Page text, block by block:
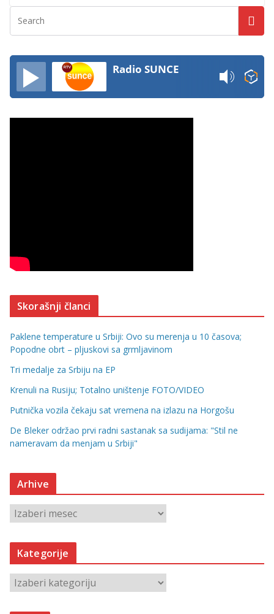
Radio SUNCE
Skorašnji članci
Paklene temperature u Srbiji: Ovo su merenja u 10 časova;
Popodne obrt – pljuskovi sa grmljavinom
Tri medalje za Srbiju na EP
Krenuli na Rusiju; Totalno uništenje FOTO/VIDEO
Putnička vozila čekaju sat vremena na izlazu na Horgošu
De Bleker održao prvi radni sastanak sa sudijama: "Stil ne
nameravam da menjam u Srbiji"
Arhive
r
h
v
Kategorije
a
t